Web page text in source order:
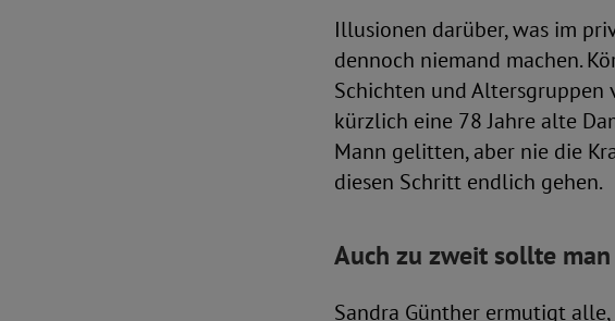
Illusionen darüber, was im
dennoch niemand machen.
Schichten und Altersgruppen
kürzlich eine 78 Jahre alte
Mann gelitten, aber nie die
diesen Schritt endlich gehen.
Auch zu zweit sollte
Sandra Günther ermutigt